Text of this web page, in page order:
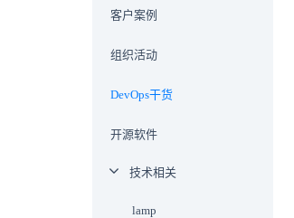
客户案例
组织活动
DevOps干货
开源软件
技术相关
lamp